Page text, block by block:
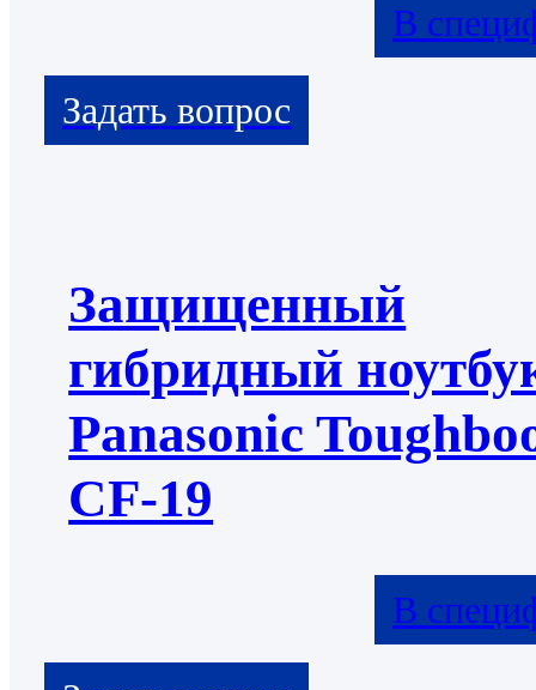
В
Защищенный
гибридный
Panasonic
CF-19
В